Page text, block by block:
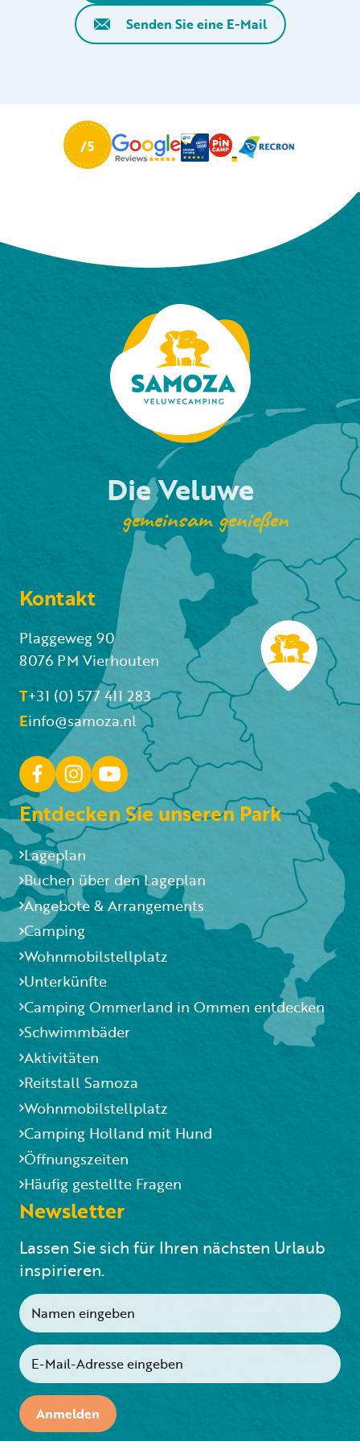
Senden Sie eine E-Mail
Die Veluwe
gemeinsam genießen
Kontakt
Plaggeweg 90
8076 PM Vierhouten
T+31 (0) 577 411 283
Einfo@samoza.nl
Entdecken Sie unseren Park
Lageplan
Buchen über den Lageplan
Angebote & Arrangements
Camping
Wohnmobilstellplatz
Unterkünfte
Camping Ommerland in Ommen entdecken
Schwimmbäder
Aktivitäten
Reitstall Samoza
Wohnmobilstellplatz
Camping Holland mit Hund
Öffnungszeiten
Häufig gestellte Fragen
Newsletter
Lassen Sie sich für Ihren nächsten Urlaub
inspirieren.
Anmelden